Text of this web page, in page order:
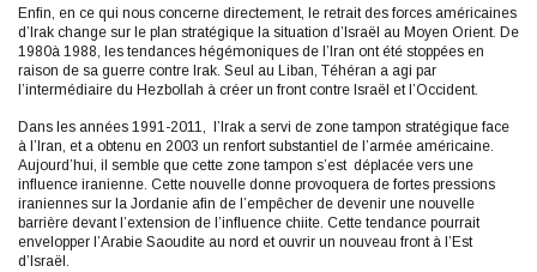
Enfin, en ce qui nous concerne directement, le retrait des forces américaines
d’Irak change sur le plan stratégique la situation d’Israël au Moyen Orient. De
1980à 1988, les tendances hégémoniques de l’Iran ont été stoppées en
raison de sa guerre contre Irak. Seul au Liban, Téhéran a agi par
l’intermédiaire du Hezbollah à créer un front contre Israël et l’Occident.
Dans les années 1991-2011, l’Irak a servi de zone tampon stratégique face
à l’Iran, et a obtenu en 2003 un renfort substantiel de l’armée américaine.
Aujourd’hui, il semble que cette zone tampon s’est déplacée vers une
influence iranienne. Cette nouvelle donne provoquera de fortes pressions
iraniennes sur la Jordanie afin de l’empêcher de devenir une nouvelle
barrière devant l’extension de l’influence chiite. Cette tendance pourrait
envelopper l’Arabie Saoudite au nord et ouvrir un nouveau front à l’Est
d’Israël.